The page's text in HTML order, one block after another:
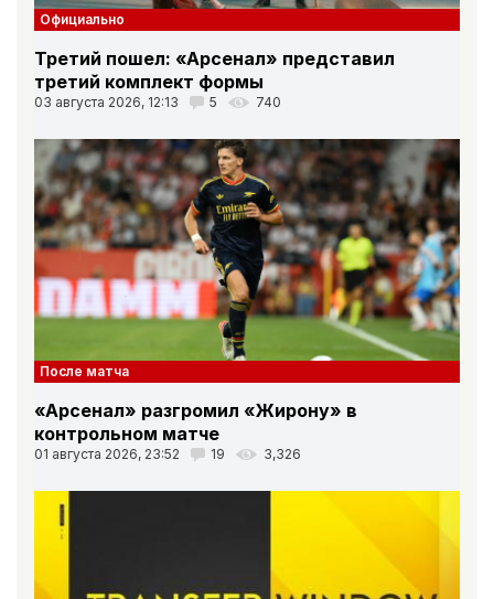
Официально
Третий пошел: «Арсенал» представил
третий комплект формы
03 августа 2026, 12:13 5 740
После матча
«Арсенал» разгромил «Жирону» в
контрольном матче
01 августа 2026, 23:52 19 3,326